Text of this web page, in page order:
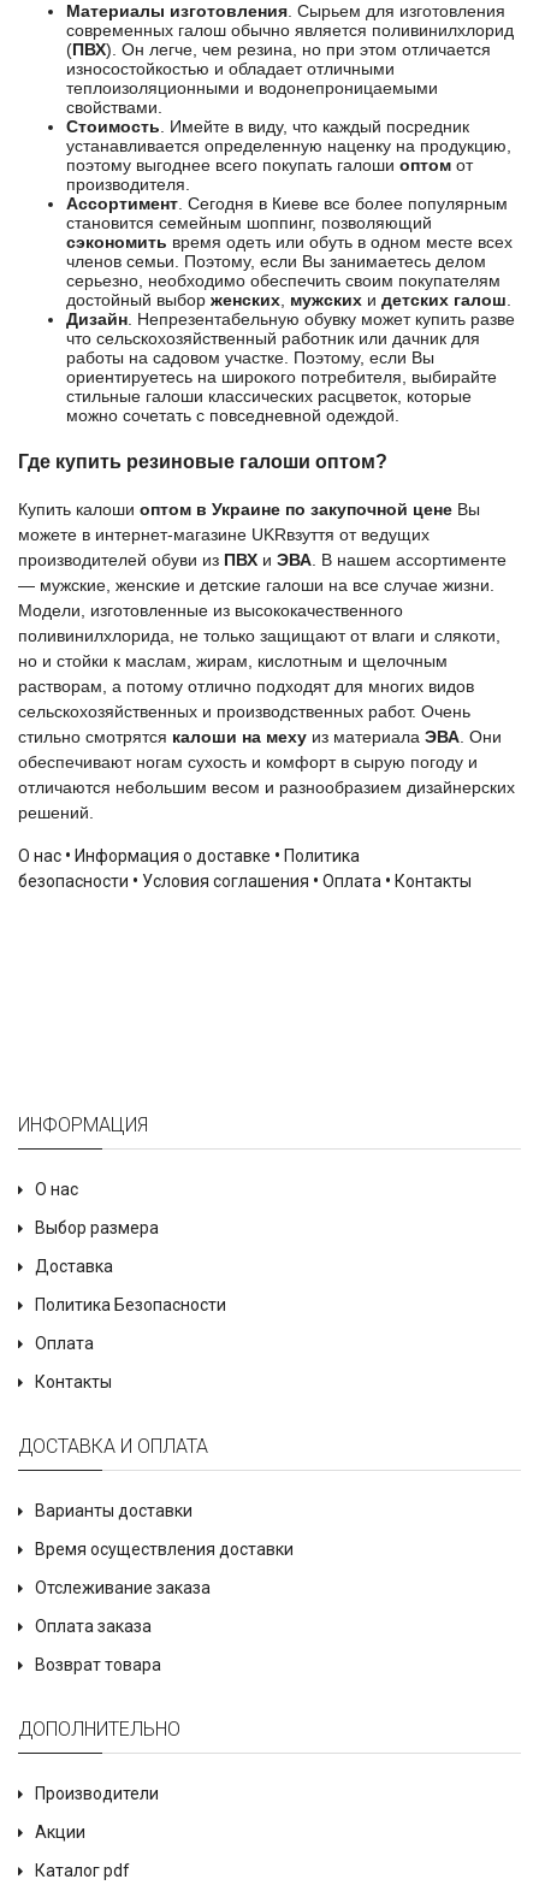
Материалы изготовления . Сырьем для изготовления
современных галош обычно является поливинилхлорид
(ПВХ). Он легче, чем резина, но при этом отличается
износостойкостью и обладает отличными
теплоизоляционными и водонепроницаемыми
свойствами.
Стоимость . Имейте в виду, что каждый посредник
устанавливается определенную наценку на продукцию,
поэтому выгоднее всего покупать галоши оптом от
производителя
Ассортимент . Сегодня в Киеве все более популярным
становится семейным шоппинг, позволяющий
сэкономить время одеть или обуть в одном месте всех
членов семьи. Поэтому, если Вы занимаетесь делом
серьезно, необходимо обеспечить своим покупателям
достойный выбор женских мужских и детских галош
Дизайн . Непрезентабельную обувку может купить разве
что сельскохозяйственный работник или дачник для
работы на садовом участке. Поэтому, если Вы
ориентируетесь на широкого потребителя, выбирайте
стильные галоши классических расцветок, которые
можно сочетать с повседневной одеждой.
Где купить резиновые галоши оптом?
Купить калоши оптом в Украине по закупочной цене Вы
можете в интернет-магазине UKRвзуття от ведущих
производителей обуви из ПВХ и ЭВА . В нашем ассортименте
— мужские женские и детские галоши на все случае жизни.
Модели, изготовленные из высококачественного
поливинилхлорида, не только защищают от влаги и слякоти,
но и стойки к маслам, жирам, кислотным и щелочным
растворам, а потому отлично подходят для многих видов
сельскохозяйственных и производственных работ. Очень
стильно смотрятся калоши на меху из материала ЭВА . Они
обеспечивают ногам сухость и комфорт в сырую погоду и
отличаются небольшим весом и разнообразием дизайнерских
решений.
О нас • Информация о доставке • Политика
безопасности • Условия соглашения • Оплата • Контакты
ИНФОРМАЦИЯ
О нас
Выбор размера
Доставка
Политика Безопасности
Оплата
Контакты
ДОСТАВКА И ОПЛАТА
Варианты доставки
Время осуществления доставки
Отслеживание заказа
Оплата заказа
Возврат товара
ДОПОЛНИТЕЛЬНО
Производители
Акции
Каталог pdf